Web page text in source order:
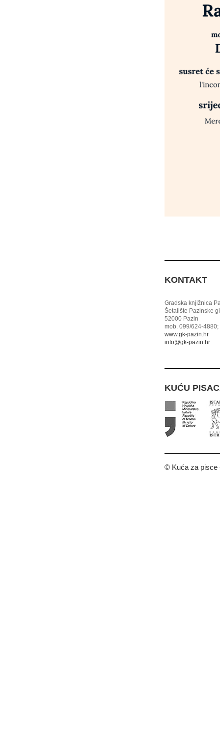
KONTAKT
Gradska knjižnica
Šetalište Pazinske
52000 Pazin
mob. 099/624-
www.gk-pazin.hr
info@gk-pazin.hr
KUĆU
© Kuća za pisce